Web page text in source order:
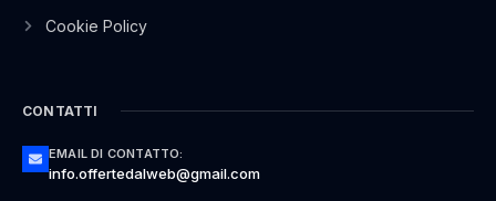
Cookie Policy
CONTATTI
EMAIL DI CONTATTO:
info.offertedalweb@gmail.com